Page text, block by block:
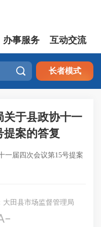
办事服务 互动交流
 长者模式
关于县政协十一
提案的答复
一届四次会议第15号提案
大田县市场监督管理局